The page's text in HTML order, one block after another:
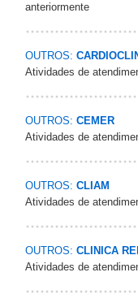
anteriormente
OUTROS:
Atividades de
OUTROS: CEMER
Atividades de
OUTROS: CLIAM
Atividades de
OUTROS: CLINICA
Atividades de